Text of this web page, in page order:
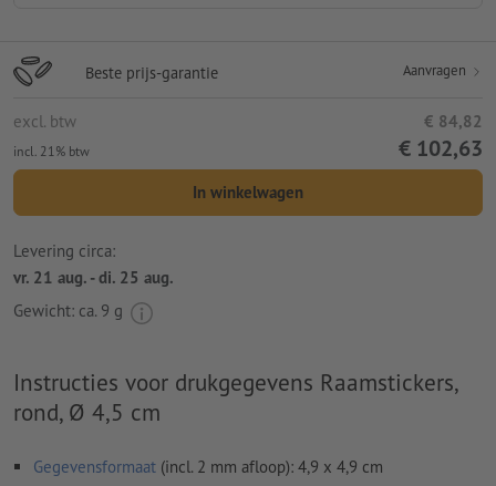
Beste prijs-garantie Aanvragen
excl. btw € 84,82
incl. 21% btw € 102,63
In winkelwagen
Levering circa:
vr. 21 aug. - di. 25 aug.
Gewicht: ca. 9 g
Instructies voor drukgegevens Raamstickers,
rond, Ø 4,5 cm
Gegevensformaat (incl. 2 mm afloop): 4,9 x 4,9 cm